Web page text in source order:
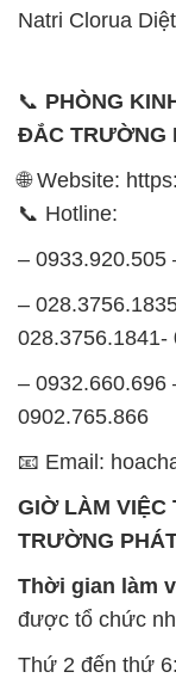
Natri Clorua
📞 PHÒNG
ĐẮC TRƯỜNG
🌐 Website:
📞 Hotline:
– 0933.920.505
–
028.3756.1841-
– 0932.660.696
0902.765.866
📧 Email:
GIỜ LÀM VIỆC
TRƯỜNG
Thời gian làm
được tổ chức
Thứ 2 đến thứ